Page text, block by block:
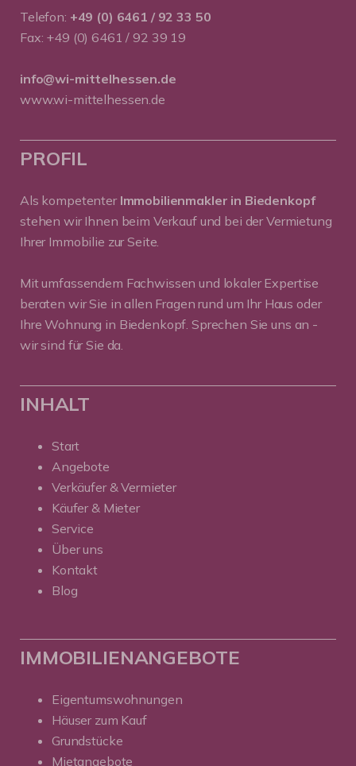
Telefon: +49 (0) 6461 / 92 33 50
Fax: +49 (0) 6461 / 92 39 19
info@wi-mittelhessen.de
www.wi-mittelhessen.de
PROFIL
Als kompetenter Immobilienmakler in Biedenkopf
stehen wir Ihnen beim Verkauf und bei der Vermietung
Ihrer Immobilie zur Seite.
Mit umfassendem Fachwissen und lokaler Expertise
beraten wir Sie in allen Fragen rund um Ihr Haus oder
Ihre Wohnung in Biedenkopf. Sprechen Sie uns an -
wir sind für Sie da.
INHALT
Start
Angebote
Verkäufer & Vermieter
Käufer & Mieter
Service
Über uns
Kontakt
Blog
IMMOBILIENANGEBOTE
Eigentumswohnungen
Häuser zum Kauf
Grundstücke
Mietangebote